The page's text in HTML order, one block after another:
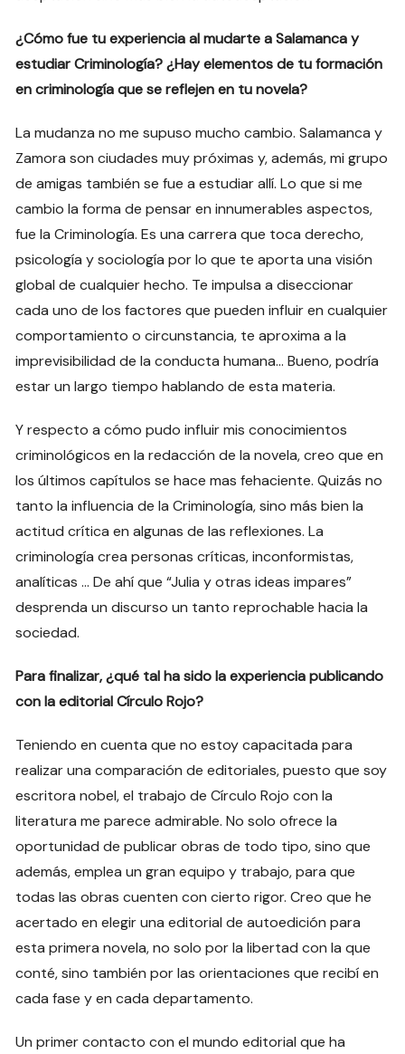
¿Cómo fue tu experiencia al mudarte a Salamanca y
estudiar Criminología? ¿Hay elementos de tu formación
en criminología que se reflejen en tu novela?
La mudanza no me supuso mucho cambio. Salamanca y
Zamora son ciudades muy próximas y, además, mi grupo
de amigas también se fue a estudiar allí. Lo que si me
cambio la forma de pensar en innumerables aspectos,
fue la Criminología. Es una carrera que toca derecho,
psicología y sociología por lo que te aporta una visión
global de cualquier hecho. Te impulsa a diseccionar
cada uno de los factores que pueden influir en cualquier
comportamiento o circunstancia, te aproxima a la
imprevisibilidad de la conducta humana… Bueno, podría
estar un largo tiempo hablando de esta materia.
Y respecto a cómo pudo influir mis conocimientos
criminológicos en la redacción de la novela, creo que en
los últimos capítulos se hace mas fehaciente. Quizás no
tanto la influencia de la Criminología, sino más bien la
actitud crítica en algunas de las reflexiones. La
criminología crea personas críticas, inconformistas,
analíticas … De ahí que “Julia y otras ideas impares”
desprenda un discurso un tanto reprochable hacia la
sociedad.
Para finalizar, ¿qué tal ha sido la experiencia publicando
con la editorial Círculo Rojo?
Teniendo en cuenta que no estoy capacitada para
realizar una comparación de editoriales, puesto que soy
escritora nobel, el trabajo de Círculo Rojo con la
literatura me parece admirable. No solo ofrece la
oportunidad de publicar obras de todo tipo, sino que
además, emplea un gran equipo y trabajo, para que
todas las obras cuenten con cierto rigor. Creo que he
acertado en elegir una editorial de autoedición para
esta primera novela, no solo por la libertad con la que
conté, sino también por las orientaciones que recibí en
cada fase y en cada departamento.
Un primer contacto con el mundo editorial que ha